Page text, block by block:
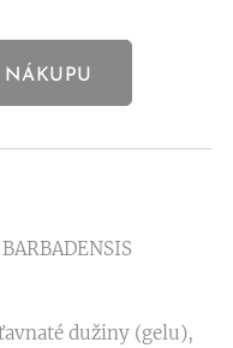
dužiny (gelu),